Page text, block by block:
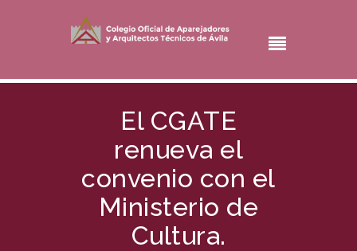
El CGATE
renueva el
convenio con el
Ministerio de
Cultura.